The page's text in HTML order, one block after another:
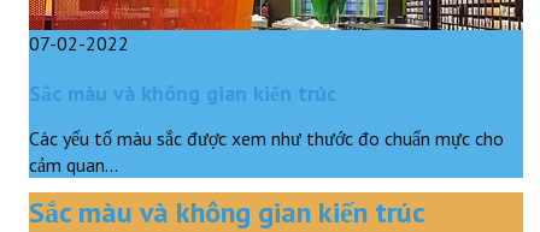
07-02-2022
Sắc màu và không gian kiến trúc
Các yếu tố màu sắc được xem như thước đo chuẩn mực cho
cảm quan…
Sắc màu và không gian kiến trúc